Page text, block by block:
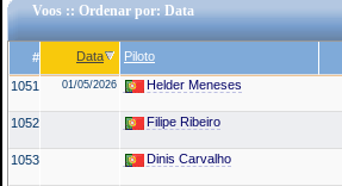
Voos :: Ordenar por: Data
# Data Piloto
1051 01/05/2026 Helder Meneses
1052 Filipe Ribeiro
1053 Dinis Carvalho